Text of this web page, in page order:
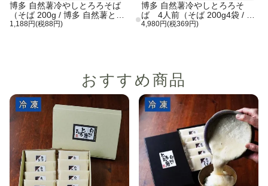
博多 自然薯冷やしとろろそば
（そば 200g / 博多 自然薯とろ
ろ55g×1個 / 麺つゆ1袋(50g)）
1,188円(税88円)
博多 自然薯冷やしとろろそ
ば 4人前（そば 200g4袋 / 博
多 自然薯とろろ55g×4個 / 麺つ
4,980円(税369円)
おすすめ商品